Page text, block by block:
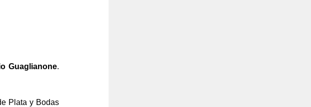
Guaglianone.
Plata y Bodas